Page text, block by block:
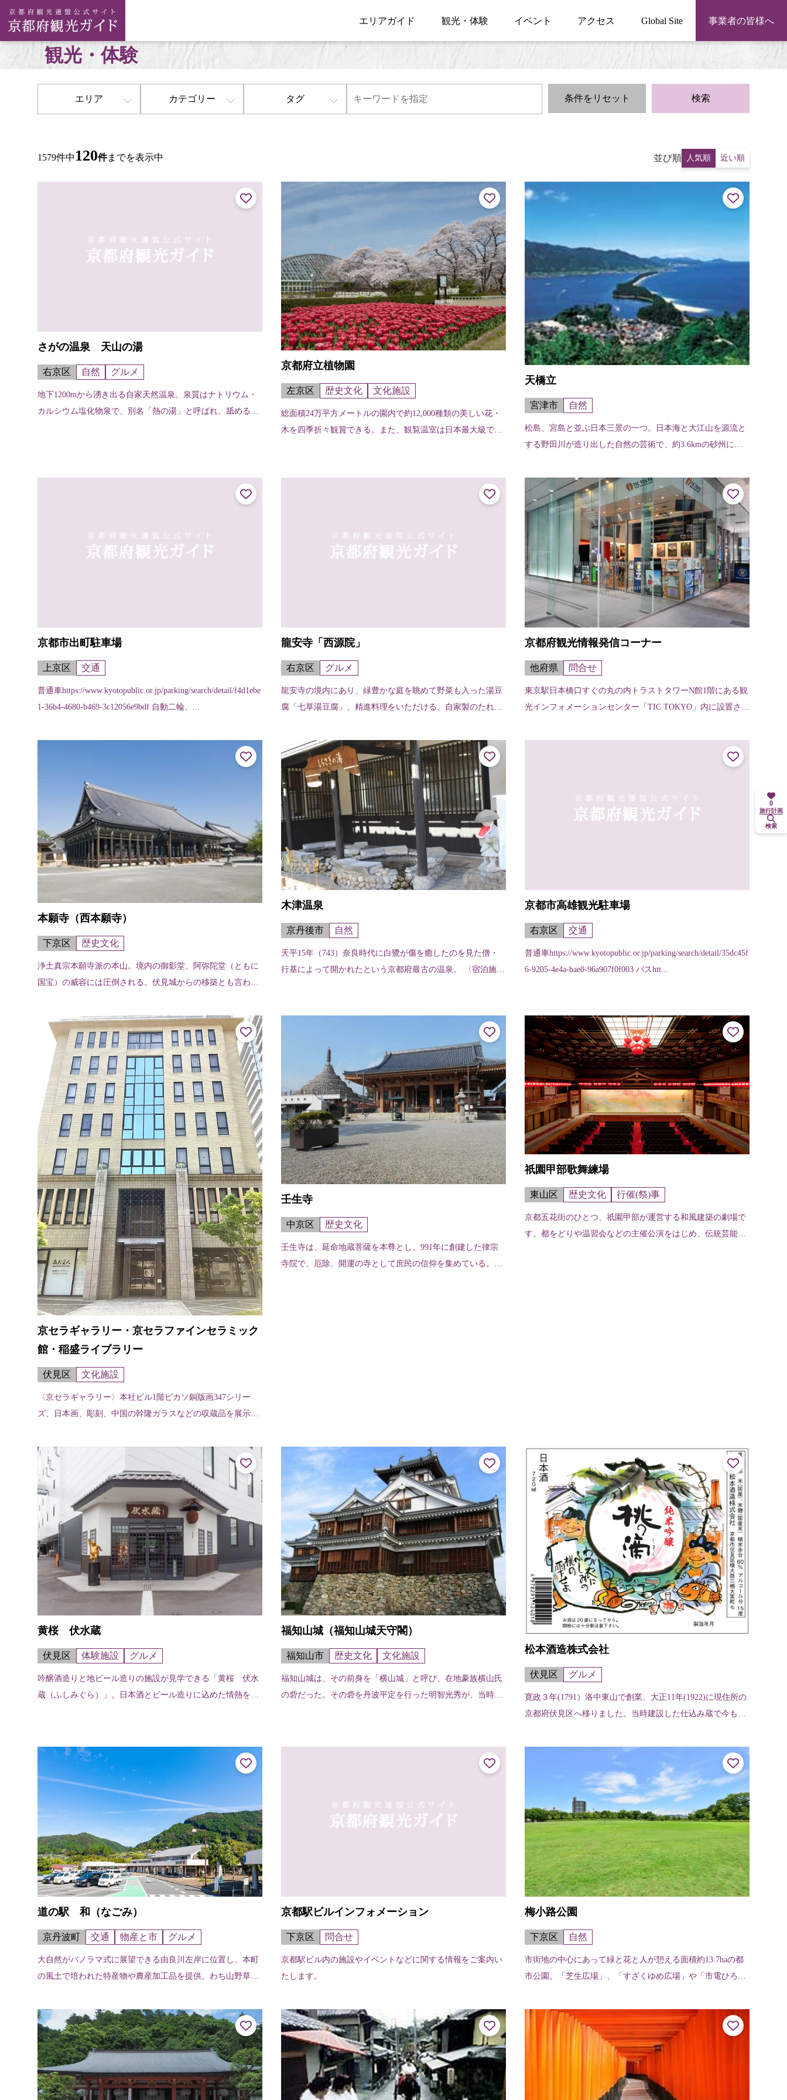
エリアガイド 観光・体験 イベント アクセス Global Site 事業者の皆様へ
観光・体験
エリア カテゴリー タグ 条件をリセット 検索
1579件中 120件までを表示中 並び順 人気順 近い順
さがの温泉 天山の湯
右京区 自然 グルメ
地下1200mから湧き出る自家天然温泉。泉質はナトリウム・
カルシウム塩化物泉で、別名「熱の湯」と呼ばれ、舐めると
京都府立植物園
左京区 歴史文化 文化施設
総面積24万平方メートルの園内で約12,000種類の美しい花・
木を四季折々観賞できる。また、観覧温室は日本最大級で約
天橋立
宮津市 自然
松島、宮島と並ぶ日本三景の一つ。日本海と大江山を源流と
する野田川が造り出した自然の芸術で、約3.6kmの砂州に、
的な美しさを誇る。当地...
京都市出町駐車場
上京区 交通
普通車https://www.kyotopublic.or.jp/parking/search/detail/f4d1ebe
1-36b4-4680-b469-3c12056e9bdf 自動二輪、...
龍安寺「西源院」
右京区 グルメ
龍安寺の境内にあり、緑豊かな庭を眺めて野菜も入った湯豆
腐「七草湯豆腐」、精進料理をいただける。自家製のたれと
てゆったりと時を過ごすことができる。
京都府観光情報発信コーナー
他府県 問合せ
東京駅日本橋口すぐの丸の内トラストタワーN館1階にある観
光インフォメーションセンター「TIC TOKYO」内に設置され
ンシェルジュが常駐し、...
本願寺（西本願寺）
下京区 歴史文化
浄土真宗本願寺派の本山。境内の御影堂、阿弥陀堂（ともに
国宝）の威容には圧倒される。伏見城からの移築とも言われ
書院、黒書院、飛雲閣（いずれも国...
木津温泉
京丹後市 自然
天平15年（743）奈良時代に白鷺が傷を癒したのを見た僧・
行基によって開かれたという京都府最古の温泉。 〈宿泊施
京都市高雄観光駐車場
右京区 交通
普通車https://www.kyotopublic.or.jp/parking/search/detail/35dc45f
6-9205-4e4a-bae0-96a907f0f003 バスhtt...
京セラギャラリー・京セラファインセラミック
館・稲盛ライブラリー
伏見区 文化施設
〈京セラギャラリー〉本社ビル1階ピカソ銅版画347シリー
ズ、日本画、彫刻、中国の幹隆ガラスなどの収蔵品を展示す
ファインセラミック館〉本社...
壬生寺
中京区 歴史文化
壬生寺は、延命地蔵菩薩を本尊とし、991年に創建した律宗
寺院で、厄除、開運の寺として庶民の信仰を集めている。境
祇園甲部歌舞練場
東山区 歴史文化 行催(祭)事
京都五花街のひとつ、祇園甲部が運営する和風建築の劇場で
す。都をどりや温習会などの主催公演をはじめ、伝統芸能の
黄桜 伏水蔵
伏見区 体験施設 グルメ
吟醸酒造りと地ビール造りの施設が見学できる「黄桜 伏水
蔵（ふしみぐら）」。日本酒とビール造りに込めた情熱をお
福知山城（福知山城天守閣）
福知山市 歴史文化 文化施設
福知山城は、その前身を「横山城」と呼び、在地豪族横山氏
の砦だった。その砦を丹波平定を行った明智光秀が、当時の
松本酒造株式会社
伏見区 グルメ
寛政３年(1791）洛中東山で創業、大正11年(1922)に現住所の
京都府伏見区へ移りました。当時建設した仕込み蔵で今も醸
けています。日本の...
道の駅 和（なごみ）
京丹波町 交通 物産と市 グルメ
大自然がパノラマ式に展望できる由良川左岸に位置し、本町
の風土で培われた特産物や農産加工品を提供。わち山野草の
ガーデンなども併設。
京都駅ビルインフォメーション
下京区 問合せ
京都駅ビル内の施設やイベントなどに関する情報をご案内い
たします。
梅小路公園
下京区 自然
市街地の中心にあって緑と花と人が憩える面積約13.7haの都
市公園。「芝生広場」、「すざくゆめ広場」や「市電ひろ
ちの森」もある。土曜日、日曜...
0
旅行計画
検索